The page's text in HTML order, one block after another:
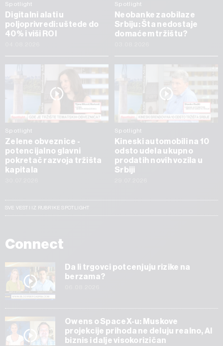
Spotlight
Digitalni alati u
poljoprivredi: uštede do
40% i viši ROI
Spotlight
Neobanke zaobilaze
Srbiju: Šta nedostaje
domaćem tržištu?
Spotlight
Zelene obveznice -
potencijalno glavni
pokretač razvoja tržišta
kapitala
Spotlight
Kineski automobili na 10
odsto udela ukupno
prodatih novih vozila u
Srbiji
SVE VESTI IZ RUBRIKE SPOTLIGHT
Connect
Da li trgovci potcenjuju rizike na
berzama?
Owens o SpaceX-u: Muskove
projekcije prihoda ne deluju realno, AI
biznis i dalje visokorizičan